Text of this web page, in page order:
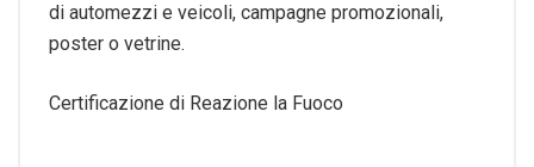
di automezzi e veicoli, campagne promozionali,
poster o vetrine.
Certificazione di Reazione la Fuoco